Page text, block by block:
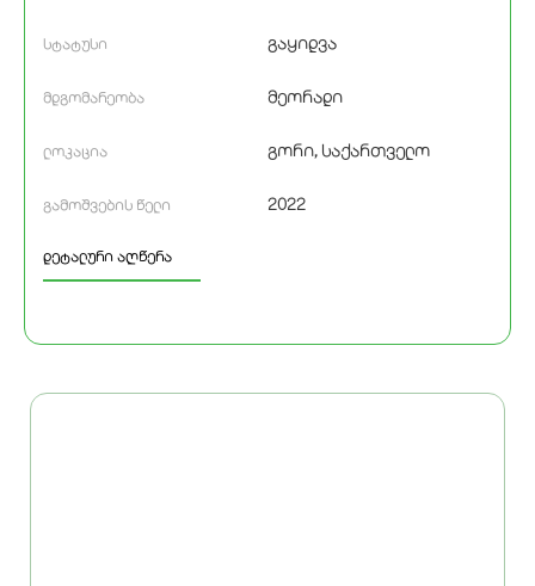
სტატუსი გაყიდვა
მდგომარეობა მეორადი
ლოკაცია გორი, საქართველო
გამოშვების წელი 2022
დეტალური აღწერა